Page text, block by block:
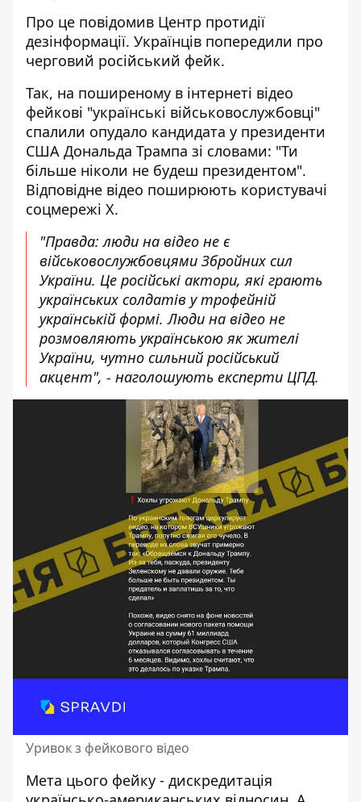
Про це повідомив Центр протидії
дезінформації. Українців попередили про
черговий російський фейк.
Так, на поширеному в інтернеті відео
фейкові "українські військовослужбовці"
спалили опудало кандидата у президенти
США Дональда Трампа зі словами: "Ти
більше ніколи не будеш президентом".
Відповідне відео поширюють користувачі
соцмережі X.
"Правда: люди на відео не є
військовослужбовцями Збройних сил
України. Це російські актори, які грають
українських солдатів у трофейній
українській формі. Люди на відео не
розмовляють українською як жителі
України, чутно сильний російський
акцент", - наголошують експерти ЦПД.
Уривок з фейкового відео
Мета цього фейку - дискредитація